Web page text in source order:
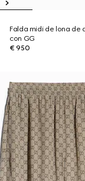
Falda midi de lona de
con GG
€ 950